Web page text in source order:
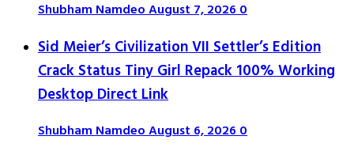
Shubham NamdeoAugust 7, 20260
Sid Meier’s Civilization VII Settler’s Edition
Crack Status Tiny Girl Repack 100% Working
Desktop Direct Link
Shubham NamdeoAugust 6, 20260